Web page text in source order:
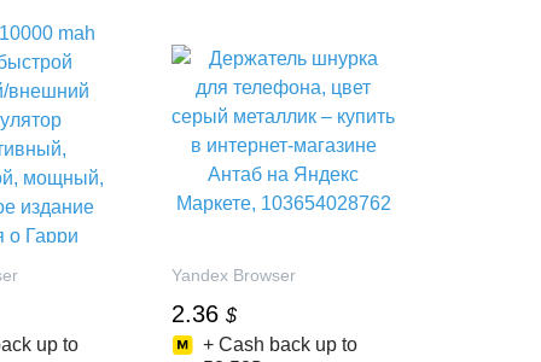
up to
Yandex Browser
2.36 $
+ Cash back up to